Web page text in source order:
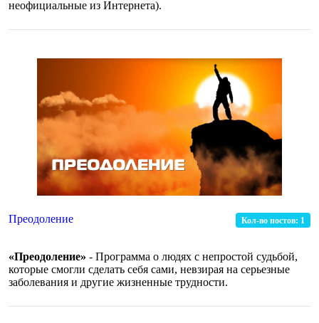
неофициальные из Интернета).
Преодоление Кол-во постов: 1
«Преодоление» - Программа о людях с непростой судьбой,
которые смогли сделать себя сами, невзирая на серьезные
заболевания и другие жизненные трудности.